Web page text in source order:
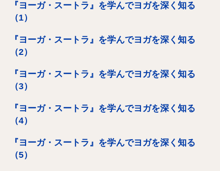
『ヨーガ・スートラ』を学んでヨガを深く知る
（1）
『ヨーガ・スートラ』を学んでヨガを深く知る
（2）
『ヨーガ・スートラ』を学んでヨガを深く知る
（3）
『ヨーガ・スートラ』を学んでヨガを深く知る
（4）
『ヨーガ・スートラ』を学んでヨガを深く知る
（5）